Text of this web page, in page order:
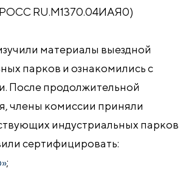
RU.M1370.04ИАЯ0)
материалы выездной
парков и ознакомились с
После продолжительной
члены комиссии приняли
индустриальных парков
сертифицировать:
;